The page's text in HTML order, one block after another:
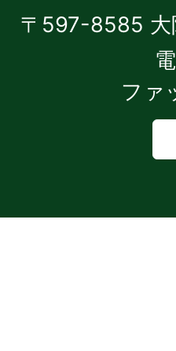
〒597-8585 大
ファ